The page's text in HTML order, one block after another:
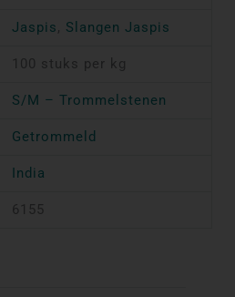
Jaspis, Slangen Jaspis
100 stuks per kg
S/M – Trommelstenen
Getrommeld
India
6155